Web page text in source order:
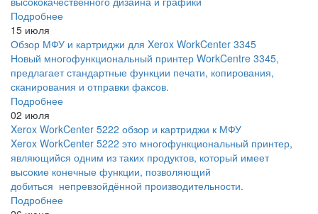
Подробнее
15 июля
Обзор МФУ и картриджи для Xerox WorkCenter 3345
Новый многофункциональный принтер WorkCentre 3345,
предлагает стандартные функции печати, копирования,
сканирования и отправки факсов.
Подробнее
02 июля
Xerox WorkCenter 5222 обзор и картриджи к МФУ
Xerox WorkCenter 5222 это многофункциональный принтер,
являющийся одним из таких продуктов, который имеет
высокие конечные функции, позволяющий
добиться непревзойдённой производительности.
Подробнее